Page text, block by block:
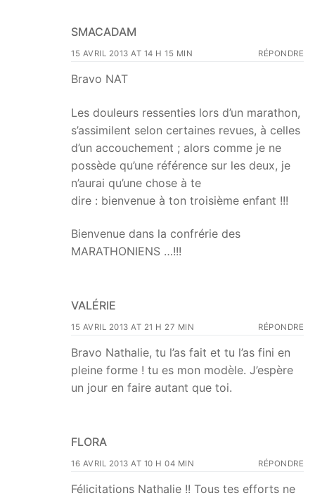
SMACADAM
15 AVRIL 2013 AT 14 H 15 MIN RÉPONDRE
Bravo NAT
Les douleurs ressenties lors d’un marathon,
s’assimilent selon certaines revues, à celles
d’un accouchement ; alors comme je ne
possède qu’une référence sur les deux, je
n’aurai qu’une chose à te
dire : bienvenue à ton troisième enfant !!!
Bienvenue dans la confrérie des
MARATHONIENS …!!!
VALÉRIE
15 AVRIL 2013 AT 21 H 27 MIN RÉPONDRE
Bravo Nathalie, tu l’as fait et tu l’as fini en
pleine forme ! tu es mon modèle. J’espère
un jour en faire autant que toi.
FLORA
16 AVRIL 2013 AT 10 H 04 MIN RÉPONDRE
Félicitations Nathalie !! Tous tes efforts ne